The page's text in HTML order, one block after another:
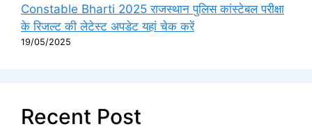
Constable Bharti 2025 राजस्थान पुलिस कांस्टेबल परीक्षा
के रिजल्ट की लेटेस्ट अपडेट यहां चेक करें
19/05/2025
Recent Post